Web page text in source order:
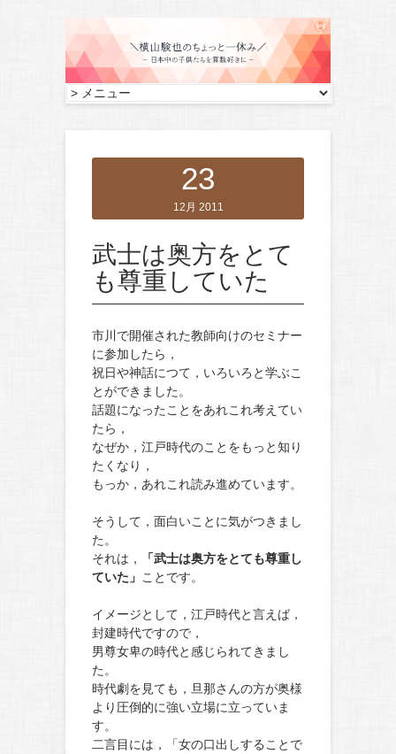
23
12月 2011
武士は奥方をとて
も尊重していた
市川で開催された教師向けのセミナー
に参加したら，
祝日や神話につて，いろいろと学ぶこ
とができました。
話題になったことをあれこれ考えてい
たら，
なぜか，江戸時代のことをもっと知り
たくなり，
もっか，あれこれ読み進めています。
そうして，面白いことに気がつきまし
た。
それは，
「武士は奥方をとても尊重し
ていた」 ことです。
イメージとして，江戸時代と言えば，
封建時代ですので，
男尊女卑の時代と感じられてきまし
た。
時代劇を見ても，旦那さんの方が奥様
より圧倒的に強い立場に立っていま
す。
二言目には，「女の口出しすることで